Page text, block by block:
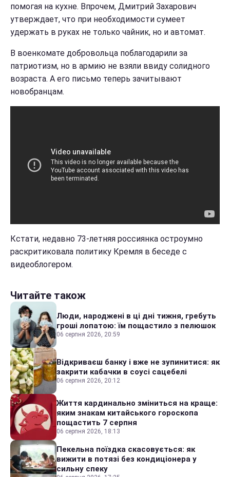
помогая на кухне. Впрочем, Дмитрий Захарович
утверждает, что при необходимости сумеет
удержать в руках не только чайник, но и автомат.
В военкомате добровольца поблагодарили за
патриотизм, но в армию не взяли ввиду солидного
возраста. А его письмо теперь зачитывают
новобранцам.
Кстати, недавно 73-летняя россиянка остроумно
раскритиковала политику Кремля в беседе с
видеоблогером.
Читайте також
Люди, народжені в ці дні тижня, гребуть
гроші лопатою: їм пощастило з пелюшок
06 серпня 2026, 20:59
Відкриваєш банку і вже не зупинитися: як
закрити кабачки в соусі сацебелі
06 серпня 2026, 20:12
Життя кардинально зміниться на краще:
яким знакам китайського гороскопа
пощастить 7 серпня
06 серпня 2026, 18:13
Пекельна поїздка скасовується: як
вижити в потязі без кондиціонера у
сильну спеку